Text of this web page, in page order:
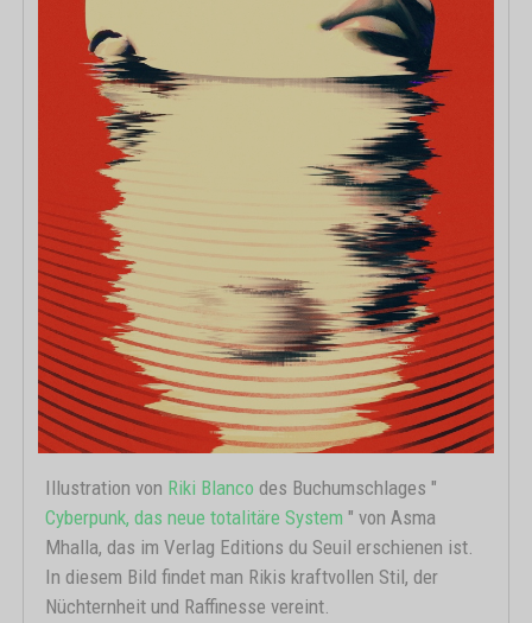
Illustration von Riki Blanco des Buchumschlages "
Cyberpunk, das neue totalitäre System " von Asma
Mhalla, das im Verlag Editions du Seuil erschienen ist.
In diesem Bild findet man Rikis kraftvollen Stil, der
Nüchternheit und Raffinesse vereint.